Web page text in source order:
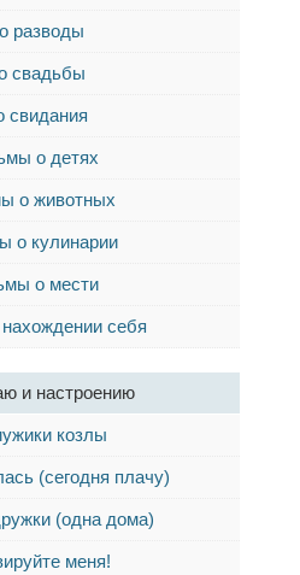
разводы
свадьбы
свидания
о детях
о животных
о кулинарии
о мести
себя
и настроению
козлы
(сегодня плачу)
(одна дома)
меня!